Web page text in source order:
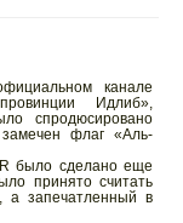
канале
Идлиб»,
спродюсировано
флаг «Аль-
было сделано еще
принято считать
а запечатленный в